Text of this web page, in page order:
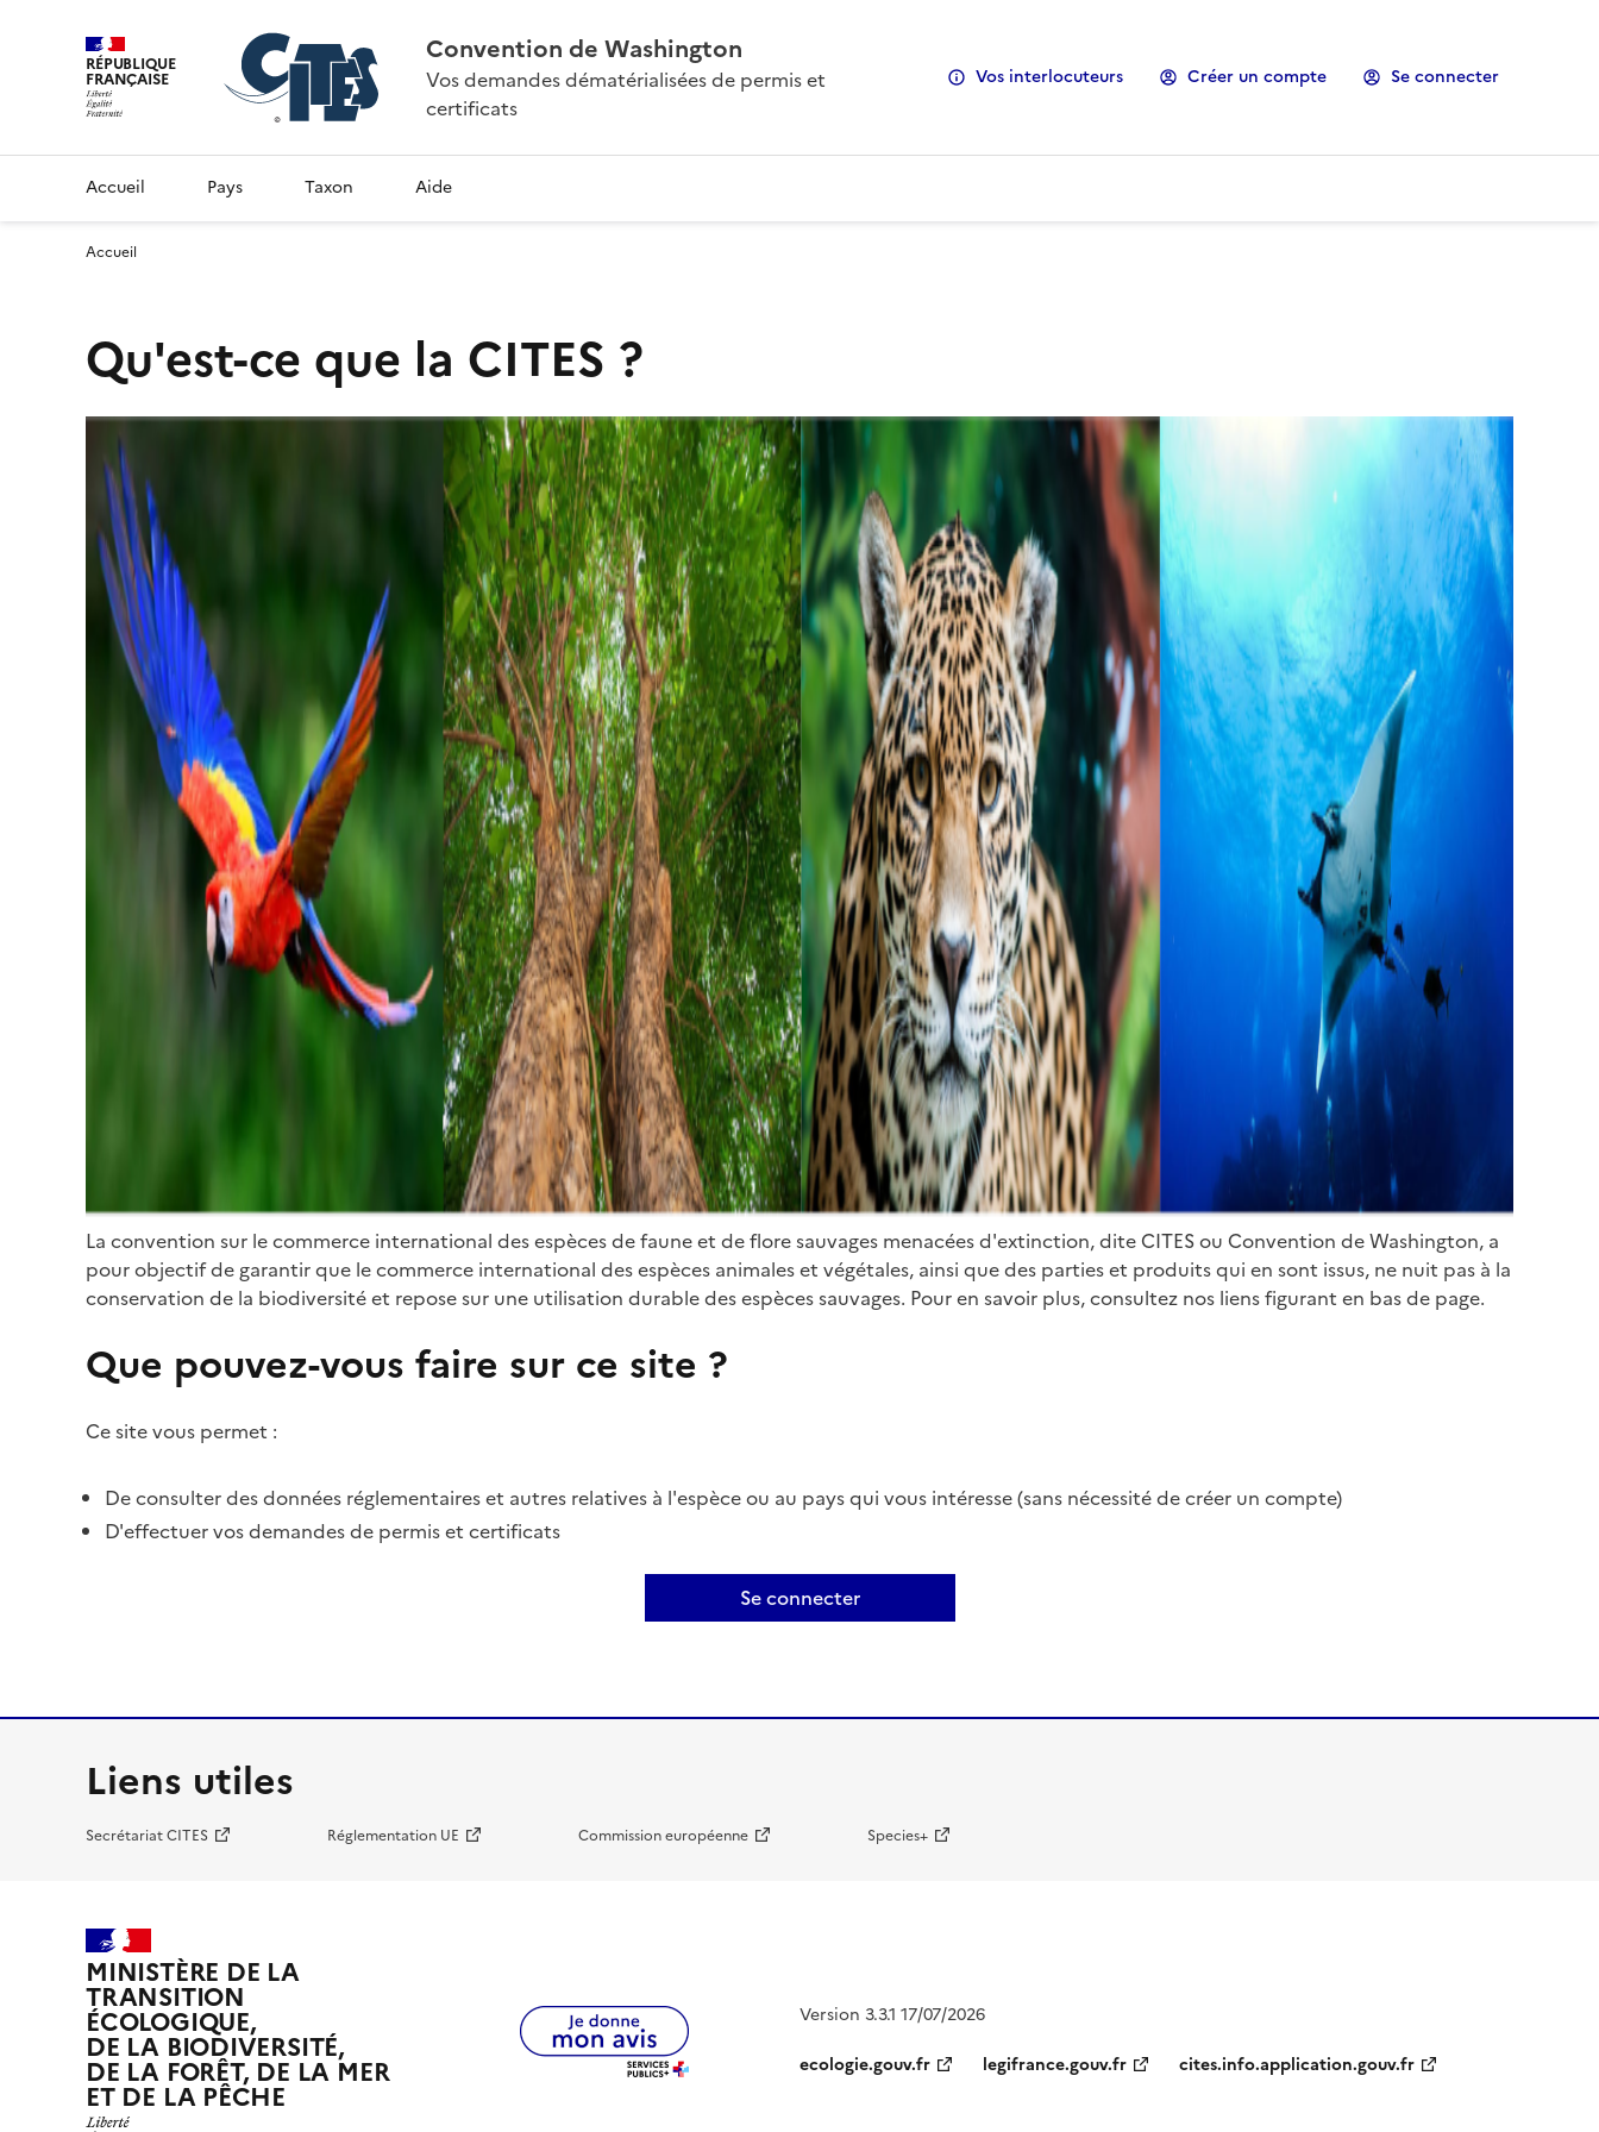
RÉPUBLIQUE
FRANÇAISE
Convention de Washington
Vos demandes dématérialisées de permis et
certificats
Vos interlocuteurs Créer un compte Se connecter
Accueil Pays Taxon Aide
Accueil
Qu'est-ce que la CITES ?
La convention sur le commerce international des espèces de faune et de flore sauvages menacées d'extinction, dite CITES ou Convention de Washington, a
pour objectif de garantir que le commerce international des espèces animales et végétales, ainsi que des parties et produits qui en sont issus, ne nuit pas à la
conservation de la biodiversité et repose sur une utilisation durable des espèces sauvages. Pour en savoir plus, consultez nos liens figurant en bas de page.
Que pouvez-vous faire sur ce site ?
Ce site vous permet :
De consulter des données réglementaires et autres relatives à l'espèce ou au pays qui vous intéresse (sans nécessité de créer un compte)
D'effectuer vos demandes de permis et certificats
Se connecter
Liens utiles
Secrétariat CITES Réglementation UE Commission européenne Species+
MINISTÈRE DE LA
TRANSITION
ÉCOLOGIQUE,
DE LA BIODIVERSITÉ,
DE LA FORÊT, DE LA MER
ET DE LA PÊCHE
Version 3.3.1 17/07/2026
ecologie.gouv.fr
legifrance.gouv.fr cites.info.application.gouv.fr